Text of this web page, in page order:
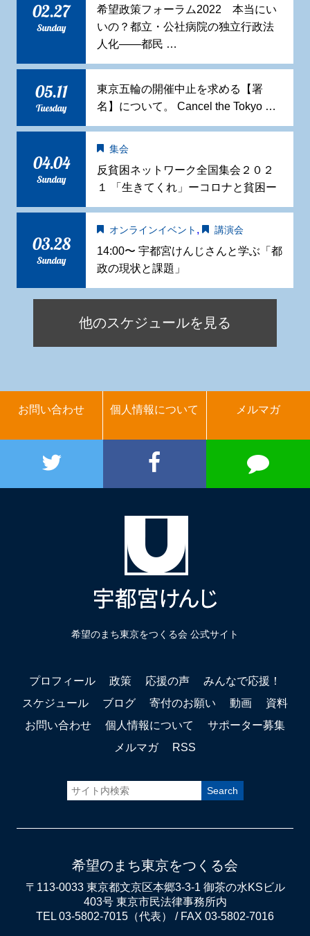
02.27
Sunday
希望政策フォーラム2022 本当にい
いの？都立・公社病院の独立行政法
人化——都民 …
05.11
Tuesday
東京五輪の開催中止を求める【署
名】について。 Cancel the Tokyo …
04.04
Sunday
集会
反貧困ネットワーク全国集会２０２
１ 「生きてくれ」ーコロナと貧困ー
03.28
Sunday
オンラインイベント , 講演会
14:00〜 宇都宮けんじさんと学ぶ「都
政の現状と課題」
他のスケジュールを見る
お問い合わせ 個人情報について メルマガ
希望のまち東京をつくる会 公式サイト
プロフィール 政策 応援の声
みんなで応援！
スケジュール
ブログ 寄付のお願い 動画
資料
お問い合わせ
個人情報について
サポーター募集
メルマガ
RSS
希望のまち東京をつくる会
〒113-0033 東京都文京区本郷3-3-1 御茶の水KSビル
403号 東京市民法律事務所内
TEL 03-5802-7015（代表） / FAX 03-5802-7016